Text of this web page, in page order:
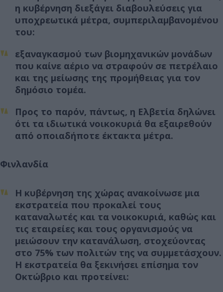
η κυβέρνηση διεξάγει διαβουλεύσεις για
υποχρεωτικά μέτρα, συμπεριλαμβανομένου
του:
εξαναγκασμού των βιομηχανικών μονάδων
που καίνε αέριο να στραφούν σε πετρέλαιο
και της μείωσης της προμήθειας για τον
δημόσιο τομέα.
Προς το παρόν, πάντως, η Ελβετία δηλώνει
ότι τα ιδιωτικά νοικοκυριά θα εξαιρεθούν
από οποιαδήποτε έκτακτα μέτρα.
Φινλανδία
Η κυβέρνηση της χώρας ανακοίνωσε μια
εκστρατεία που προκαλεί τους
καταναλωτές και τα νοικοκυριά, καθώς και
τις εταιρείες και τους οργανισμούς να
μειώσουν την κατανάλωση, στοχεύοντας
στο 75% των πολιτών της να συμμετάσχουν.
Η εκστρατεία θα ξεκινήσει επίσημα τον
Οκτώβριο και προτείνει: